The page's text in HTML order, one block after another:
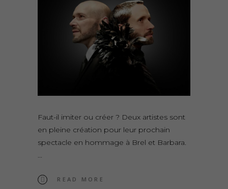
Faut-il imiter ou créer ? Deux artistes sont
en pleine création pour leur prochain
spectacle en hommage à Brel et Barbara.
READ MORE